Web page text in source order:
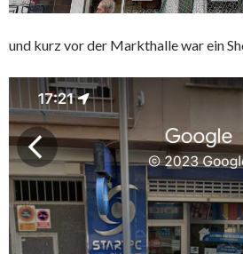
und kurz vor der Markthalle war ein